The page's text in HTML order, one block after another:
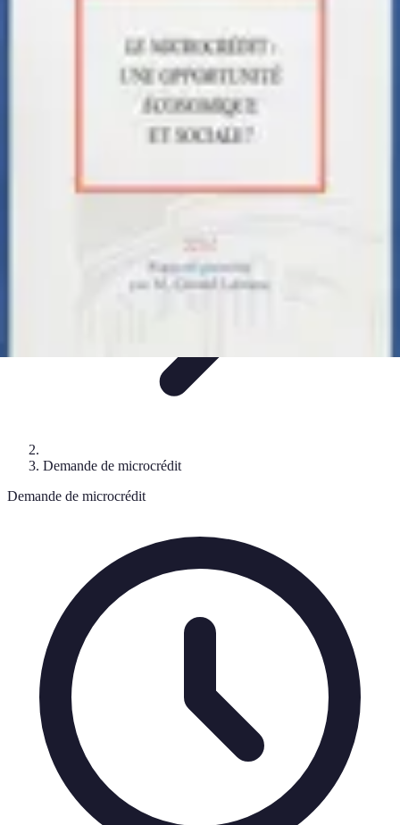
Guide et conseils
Solutions Microcrédit
Demande de microcrédit
Demande de microcrédit